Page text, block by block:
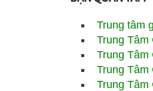
Trung tâm
Trung Tâm
Trung Tâm
Trung Tâm
Trung Tâm